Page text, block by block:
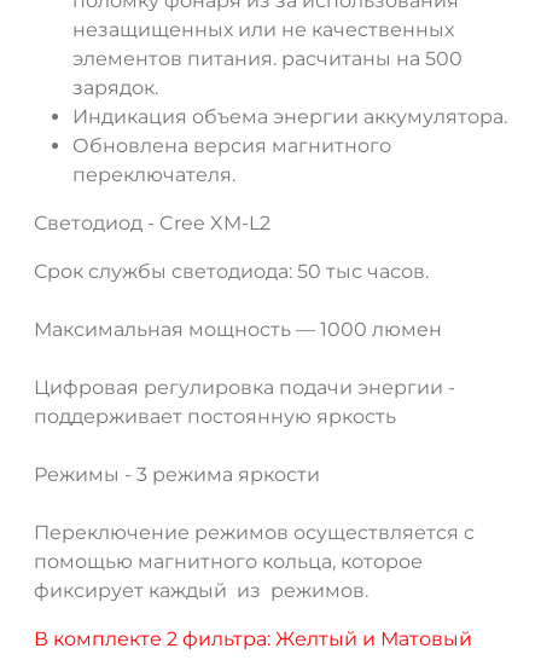
незащищенных или не качественных
элементов питания. расчитаны на 500
зарядок.
Индикация объема энергии аккумулятора.
Обновлена версия магнитного
переключателя.
Светодиод - Cree XM-L2
Срок службы светодиода: 50 тыс часов.
Максимальная мощность — 1000 люмен
Цифровая регулировка подачи энергии -
поддерживает постоянную яркость
Режимы - 3 режима яркости
Переключение режимов осуществляется с
помощью магнитного кольца, которое
фиксирует каждый из режимов.
В комплекте 2 фильтра: Желтый и Матовый
ДА НЕТ